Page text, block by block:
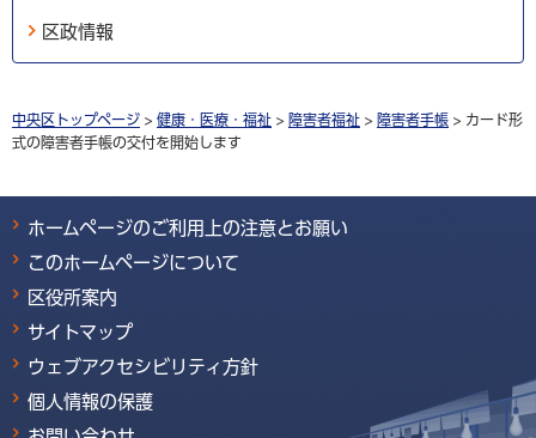
区政情報
中央区トップページ > 健康・医療・福祉 > 障害者福祉 > 障害者手帳 > カード形
式の障害者手帳の交付を開始します
ホームページのご利用上の注意とお願い
このホームページについて
区役所案内
サイトマップ
ウェブアクセシビリティ方針
個人情報の保護